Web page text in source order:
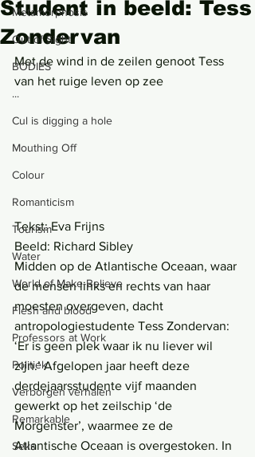
Metamorphosis
Out of Sight
BODIES
...
Cul is digging a hole
Mouthing Off
Colour
Romanticism
Tourism
Water
World of Make-Believe
Flesh and blood
Professors at Work
Politiek
Verborgen verhalen
Remarkable
Seks
Student in beeld: Tess
Zondervan
Met de wind in de zeilen genoot Tess
van het ruige leven op zee
Tekst: Eva Frijns
Beeld: Richard Sibley
Midden op de Atlantische Oceaan, waar
de mensen links en rechts van haar
moesten overgeven, dacht
antropologiestudente Tess Zondervan:
‘Er is geen plek waar ik nu liever wil
zijn.’ Afgelopen jaar heeft deze
derdejaarsstudente vijf maanden
gewerkt op het zeilschip ‘de
Morgenster’, waarmee ze de
Atlantische Oceaan is overgestoken. In